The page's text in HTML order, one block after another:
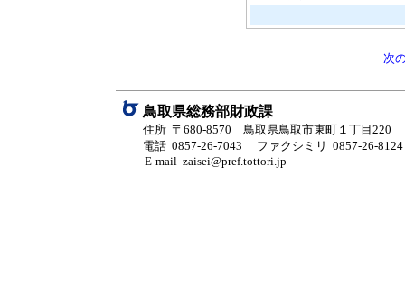
次
鳥取県総務部財政課
住所 〒680-8570 鳥取県鳥取市東町１丁目220
電話 0857-26-7043
ファクシミリ 0857-26-8124
E-mail zaisei@pref.tottori.jp